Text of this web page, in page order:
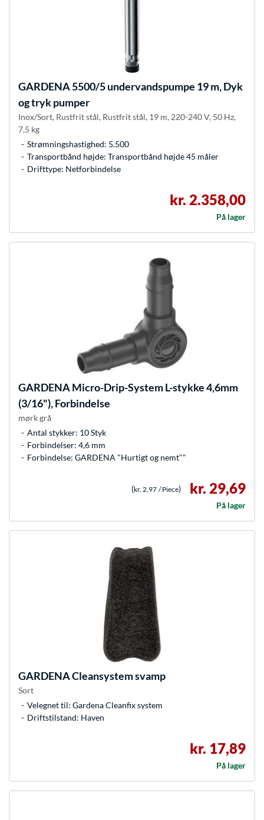
GARDENA5500/5 undervandspumpe 19 m, Dyk
og tryk pumper
Inox/Sort, Rustfrit stål, Rustfrit stål, 19 m, 220-240 V, 50 Hz,
7,5 kg
Strømningshastighed: 5.500
Transportbånd højde: Transportbånd højde 45 måler
Drifttype: Netforbindelse
kr. 2.358,00
På lager
GARDENAMicro-Drip-System L-stykke 4,6mm
(3/16"), Forbindelse
mørk grå
Antal stykker: 10 Styk
Forbindelser: 4,6 mm
Forbindelse: GARDENA "Hurtigt og nemt""
(kr. 2,97 / Piece) kr. 29,69
På lager
GARDENACleansystem svamp
Sort
Velegnet til: Gardena Cleanfix system
Driftstilstand: Haven
kr. 17,89
På lager